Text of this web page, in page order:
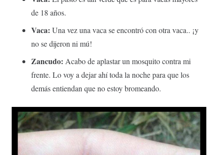
de 18 años.
Vaca: Una vez una vaca se encontró con otra vaca.. ¡y
no se dijeron ni mú!
Zancudo: Acabo de aplastar un mosquito contra mi
frente. Lo voy a dejar ahí toda la noche para que los
demás entiendan que no estoy bromeando.